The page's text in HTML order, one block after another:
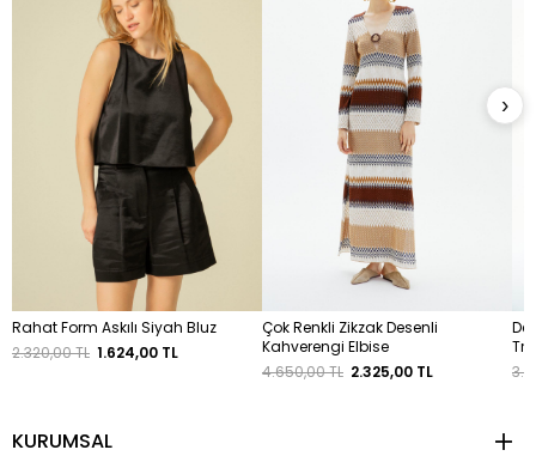
Rahat Form Askılı Siyah Bluz
2.320,00 TL 1.624,00 TL
Çok Renkli Zikzak Desenli
Kahverengi Elbise
4.650,00 TL 2.325,00 TL
›
KURUMSAL